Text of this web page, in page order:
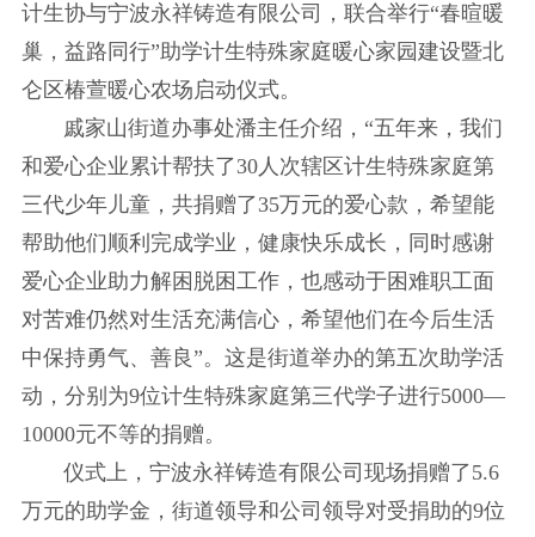
计生协与宁波永祥铸造有限公司，联合举行“春暄暖
巢，益路同行”助学计生特殊家庭暖心家园建设暨北
仑区椿萱暖心农场启动仪式。
戚家山街道办事处潘主任介绍，“五年来，我们
和爱心企业累计帮扶了30人次辖区计生特殊家庭第
三代少年儿童，共捐赠了35万元的爱心款，希望能
帮助他们顺利完成学业，健康快乐成长，同时感谢
爱心企业助力解困脱困工作，也感动于困难职工面
对苦难仍然对生活充满信心，希望他们在今后生活
中保持勇气、善良”。这是街道举办的第五次助学活
动，分别为9位计生特殊家庭第三代学子进行5000—
10000元不等的捐赠。
仪式上，宁波永祥铸造有限公司现场捐赠了5.6
万元的助学金，街道领导和公司领导对受捐助的9位